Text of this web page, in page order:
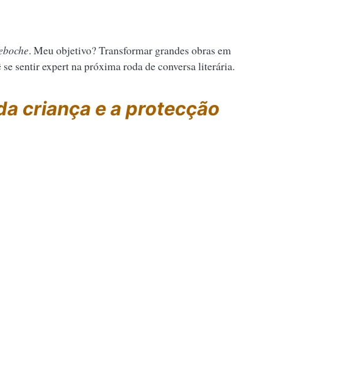
. Meu objetivo? Transformar grandes obras em
sentir expert na próxima roda de conversa literária.
criança e a protecção